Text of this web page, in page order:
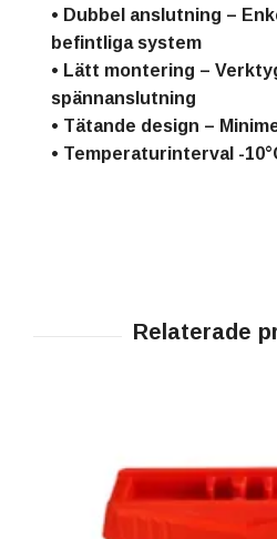
• Dubbel anslutning –
befintliga system
• Lätt montering –
spännanslutning
• Tätande design –
• Temperaturinterval -